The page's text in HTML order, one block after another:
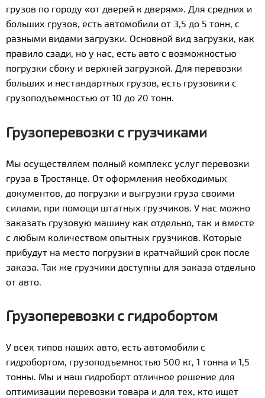
грузов по городу «от дверей к дверям». Для средних и
больших грузов, есть автомобили от 3,5 до 5 тонн, с
разными видами загрузки. Основной вид загрузки, как
правило сзади, но у нас, есть авто с возможностью
погрузки сбоку и верхней загрузкой. Для перевозки
больших и нестандартных грузов, есть грузовики с
грузоподъемностью от 10 до 20 тонн.
Грузоперевозки с грузчиками
Мы осуществляем полный комплекс услуг перевозки
груза в Тростянце. От оформления необходимых
документов, до погрузки и выгрузки груза своими
силами, при помощи штатных грузчиков. У нас можно
заказать грузовую машину как отдельно, так и вместе
с любым количеством опытных грузчиков. Которые
прибудут на место погрузки в кратчайший срок после
заказа. Так же грузчики доступны для заказа отдельно
от авто.
Грузоперевозки с гидробортом
У всех типов наших авто, есть автомобили с
гидробортом, грузоподъемностью 500 кг, 1 тонна и 1,5
тонны. Мы и наш гидроборт отличное решение для
оптимизации перевозки товара и для тех, кто ищет